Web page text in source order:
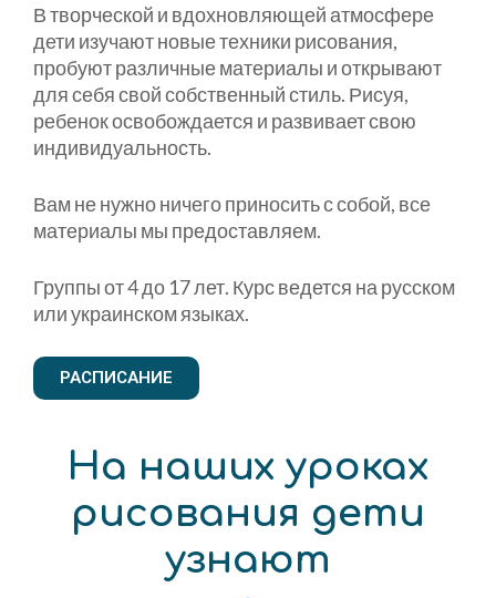
В творческой и вдохновляющей атмосфере
дети изучают новые техники рисования,
пробуют различные материалы и открывают
для себя свой собственный стиль. Рисуя,
ребенок освобождается и развивает свою
индивидуальность.
Вам не нужно ничего приносить с собой, все
материалы мы предоставляем.
Группы от 4 до 17 лет. Курс ведется на русском
или украинском языках.
РАСПИСАНИЕ
На наших уроках
рисования дети
узнают